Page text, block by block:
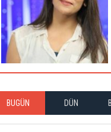
BUGÜN DÜN